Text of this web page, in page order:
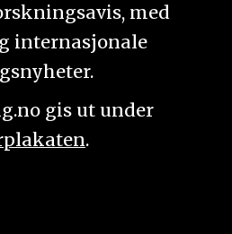
med
internasjonale
gis ut under
.